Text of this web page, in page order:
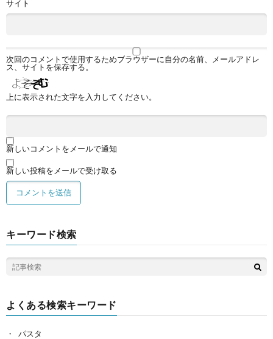
サイト
次回のコメントで使用するためブラウザーに自分の名前、メールアドレ
ス、サイトを保存する。
上に表示された文字を入力してください。
新しいコメントをメールで通知
新しい投稿をメールで受け取る
キーワード検索
よくある検索キーワード
パスタ